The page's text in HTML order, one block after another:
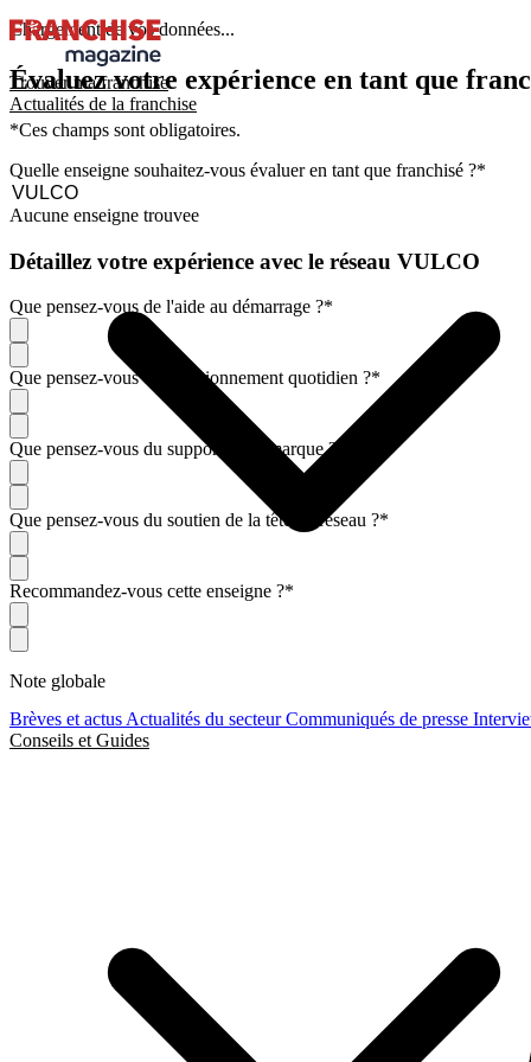
Trouver ma franchise
Actualités de la franchise
Brèves et actus Actualités du secteurCommuniqués de presse
Conseils et Guides
Chargement de vos données...
Évaluez votre expérience en tant que
*Ces champs sont obligatoires.
Quelle enseigne souhaitez-vous évaluer en tant que franchisé ?*
Aucune enseigne trouvee
Détaillez votre expérience avec le réseau VULCO
Que pensez-vous de l'aide au démarrage ?*
Que pensez-vous du fonctionnement quotidien ?*
Que pensez-vous du support de la marque ?
Que pensez-vous du soutien de la tête de réseau ?*
Recommandez-vous cette enseigne ?*
Note globale